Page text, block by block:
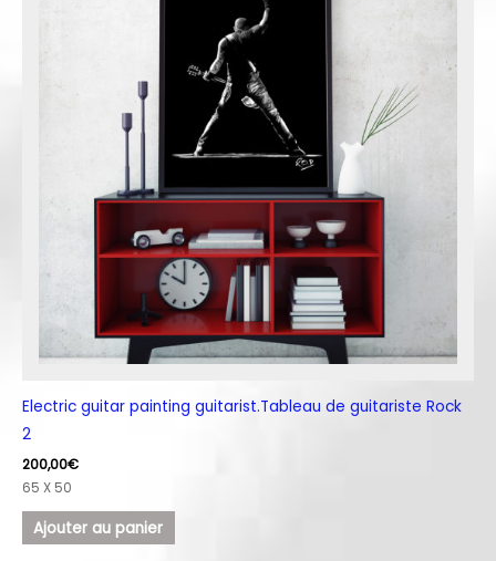
Electric guitar painting guitarist.Tableau de guitariste Rock
2
200,00€
65 X 50
Ajouter au panier